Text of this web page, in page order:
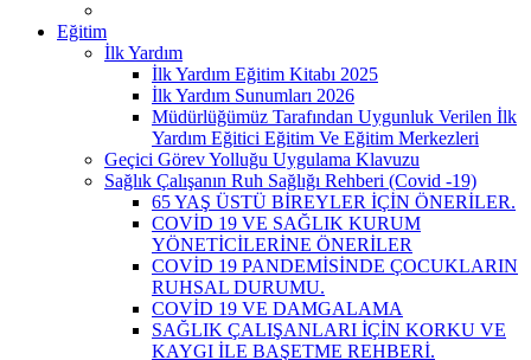
Eğitim
İlk Yardım
İlk Yardım Eğitim Kitabı 2025
İlk Yardım Sunumları 2026
Müdürlüğümüz Tarafından Uygunluk Verilen İlk
Yardım Eğitici Eğitim Ve Eğitim Merkezleri
Geçici Görev Yolluğu Uygulama Klavuzu
Sağlık Çalışanın Ruh Sağlığı Rehberi (Covid -19)
65 YAŞ ÜSTÜ BİREYLER İÇİN ÖNERİLER.
COVİD 19 VE SAĞLIK KURUM
YÖNETİCİLERİNE ÖNERİLER
COVİD 19 PANDEMİSİNDE ÇOCUKLARIN
RUHSAL DURUMU.
COVİD 19 VE DAMGALAMA
SAĞLIK ÇALIŞANLARI İÇİN KORKU VE
KAYGI İLE BAŞETME REHBERİ.